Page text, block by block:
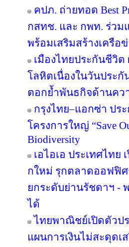
คปภ. ถ่ายทอด Best
กสทช. และ กพท. ร่วม
พร้อมเสริมสร้างเครื
เมืองไทยประกันชีวิ
โลหิตเนื่องในวันประ
ตอกย้ำพันธกิจด้านคว
กรุงไทย–แอกซ่า ป
โครงการใหญ่ “Save
Biodiversity
เอไอเอ ประเทศไท
กใหม่ รุกตลาดออฟฟิศ
ยกระดับย่านรัชดาฯ -
ได้
ไทยพาณิชย์เปิดตัวปร
แผนการเงินไม่สะดุด